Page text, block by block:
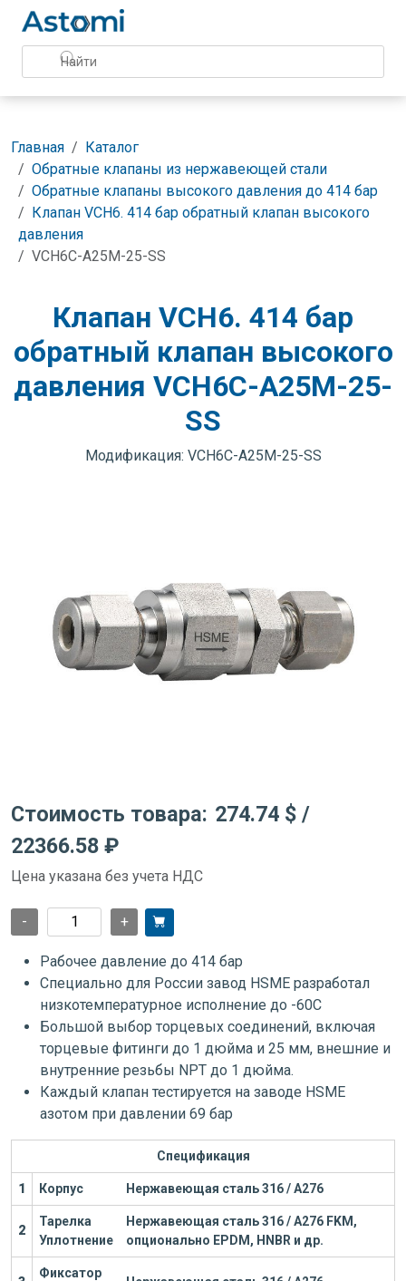
Главная
Каталог
Обратные клапаны из нержавеющей стали
Обратные клапаны высокого давления до 414 бар
Клапан VCH6. 414 бар обратный клапан высокого
давления
VCH6C-A25M-25-SS
Клапан VCH6. 414 бар
обратный клапан высокого
давления VCH6C-A25M-25-
SS
Модификация: VCH6C-A25M-25-SS
Стоимость товара: 274.74 $ /
22366.58 ₽
Цена указана без учета НДС
- +
Рабочее давление до 414 бар
Специально для России завод HSME разработал
низкотемпературное исполнение до -60С
Большой выбор торцевых соединений, включая
торцевые фитинги до 1 дюйма и 25 мм, внешние и
внутренние резьбы NPT до 1 дюйма.
Каждый клапан тестируется на заводе HSME
азотом при давлении 69 бар
Спецификация
1 Корпус Нержавеющая сталь 316 / А276
2
Тарелка
Уплотнение
Нержавеющая сталь 316 / А276 FKM,
опционально EPDM, HNBR и др.
Фиксатор